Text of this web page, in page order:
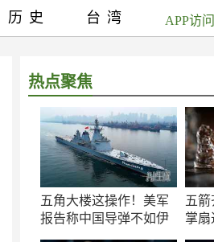
热点聚焦
五角大楼这操作！美军
报告称中国导弹不如伊
五
掌扇
历史 台湾 APP访问